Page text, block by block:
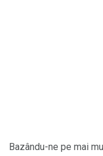
Bazându-ne pe mai